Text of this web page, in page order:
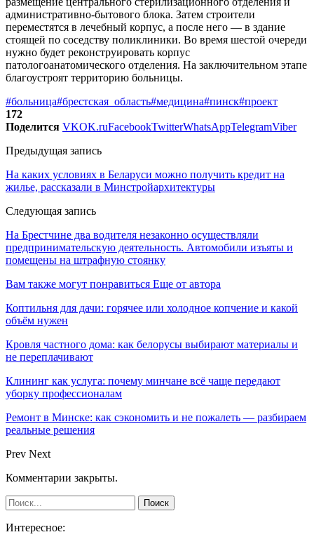
административно-бытового блока. Затем строители
переместятся в лечебный корпус, а после него — в здание
стоящей по соседству поликлиники. Во время шестой очереди
нужно будет реконструировать корпус
патологоанатомического отделения. На заключительном этапе
благоустроят территорию больницы.
#больница#брестская_область#медицина#пинск#проект
172
Поделится VKOK.ruFacebookTwitterWhatsAppTelegramViber
Предыдущая запись
На каких условиях в Беларуси можно получить кредит на
жилье, рассказали в Минстройархитектуры
Следующая запись
На Брестчине два водителя незаконно осуществляли
предпринимательскую деятельность. Автомобили изъяты и
помещены на штрафную стоянку
Вам также могут понравиться Еще от автора
Коптильня для дачи: горячее или холодное копчение и какой
объём нужен
Кровля частного дома: как белорусы выбирают материалы и
не переплачивают
Клининг как услуга: почему минчане всё чаще передают
уборку профессионалам
Ремонт в Минске: как сэкономить и не пожалеть — разбираем
реальные решения
Prev Next
Комментарии закрыты.
Интересное: